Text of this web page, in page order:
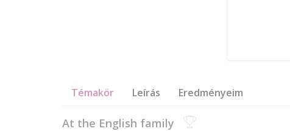
Témakör Leírás Eredményeim
At the English family